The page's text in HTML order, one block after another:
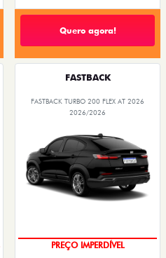
Quero agora!
FASTBACK
FASTBACK TURBO 200 FLEX AT 2026
2026/2026
PREÇO IMPERDÍVEL